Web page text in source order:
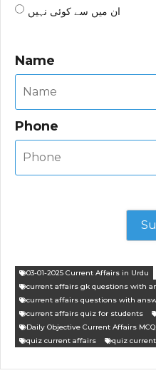
ان میں سے کوئی نہیں
Name
Phone
03-01-2025 Current Affairs in Urdu
current affairs gk questions with
current affairs questions with
current affairs quiz for students
Daily Objective Current Affairs
quiz current affairs
quiz